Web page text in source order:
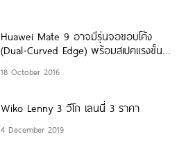
Huawei Mate 9 อาจมีรุ่นจอขอบโค้ง
(Dual-Curved Edge) พร้อมสเปคแรงขั้น
18 October 2016
Wiko Lenny 3 วีโก เลนนี่ 3 ราคา
4 December 2019